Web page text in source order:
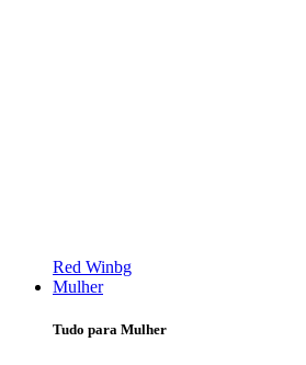
Red Winbg
Mulher
Tudo para Mulher